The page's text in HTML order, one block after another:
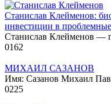
Станислав Клейменов:
инвестиции в
Станислав Клейменов —
0162
МИХАИЛ САЗАНОВ
Имя: Сазанов Михаил
0225